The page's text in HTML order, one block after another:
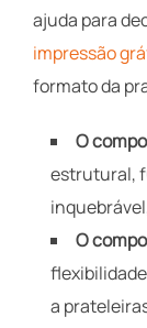
ajuda para
impressão
formato da
O
estrutural,
O
a